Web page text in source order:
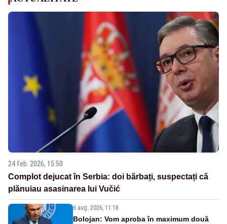
24 feb. 2026, 15:50
Complot dejucat în Serbia: doi bărbați, suspectați că
plănuiau asasinarea lui Vučić
6 aug. 2026, 11:18
Bolojan: Vom aproba în maximum două